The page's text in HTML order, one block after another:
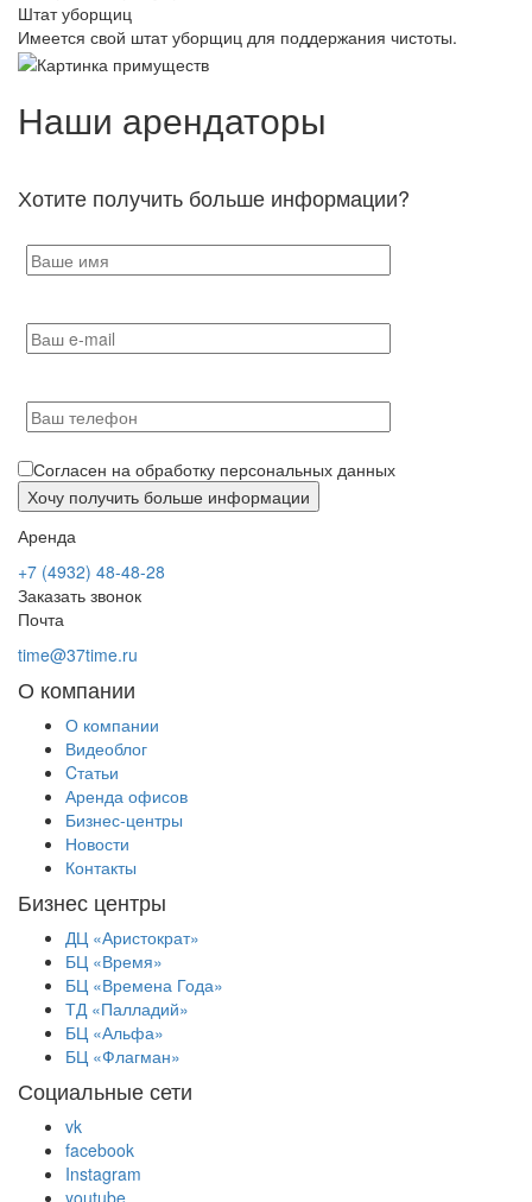
Штат уборщиц
Имеется свой штат уборщиц для поддержания чистоты.
Наши арендаторы
Хотите получить больше информации?
Согласен на обработку персональных данных
Аренда
+7 (4932) 48-48-28
Заказать звонок
Почта
time@37time.ru
О компании
О компании
Видеоблог
Cтатьи
Аренда офисов
Бизнес-центры
Новости
Контакты
Бизнес центры
ДЦ «Аристократ»
БЦ «Время»
БЦ «Времена Года»
ТД «Палладий»
БЦ «Альфа»
БЦ «Флагман»
Социальные сети
vk
facebook
Instagram
youtube